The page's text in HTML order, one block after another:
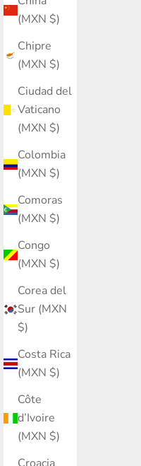
(MXN $)
Chipre
(MXN $)
Ciudad del
Vaticano
(MXN $)
Colombia
(MXN $)
Comoras
(MXN $)
Congo
(MXN $)
Corea del
Sur (MXN
$)
Costa Rica
(MXN $)
Côte
d’Ivoire
(MXN $)